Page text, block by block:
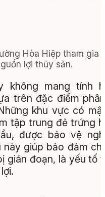
Hòa Hiệp tham gia
lợi thủy sản.
không mang tính
trên đặc điểm
khu vực có
tập trung đẻ trứng
được bảo vệ
giúp bảo đảm
gián đoạn, là yếu tố